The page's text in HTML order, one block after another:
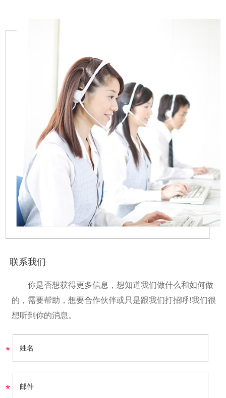
联系我们
你是否想获得更多信息，想知道我们做什么和如何做
的，需要帮助，想要合作伙伴或只是跟我们打招呼!我们很
想听到你的消息。